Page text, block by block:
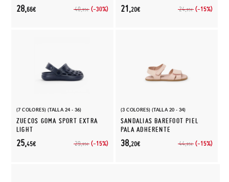
40,95€ (-30%)
28,66€ 24,95€ (-15%)
21,20€
(7 COLORES) (TALLA 24 - 36)
ZUECOS GOMA SPORT EXTRA
LIGHT
29,95€ (-15%)
25,45€
(3 COLORES) (TALLA 20 - 34)
SANDALIAS BAREFOOT PIEL
PALA ADHERENTE
44,95€ (-15%)
38,20€